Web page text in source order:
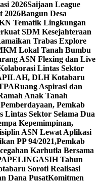
2026Saijaan League
2026Bangun Desa
Tematik Lingkungan
SDM Kesejahteraan
Trabas Explore
Lokal Tanah Bumbu
ASN Flexing dan Live
Lintas Sektor
DLH Kotabaru
Ruang Aspirasi dan
Anak Tanah
Pemkab
Lintas Sektor Selama Dua
Kepemimpinan,
ASN Lewat Aplikasi
PP 94/2021,Pemkab
Karhutla Bersama
Tahun
Soroti Realisasi
Dana PusatKomitmen